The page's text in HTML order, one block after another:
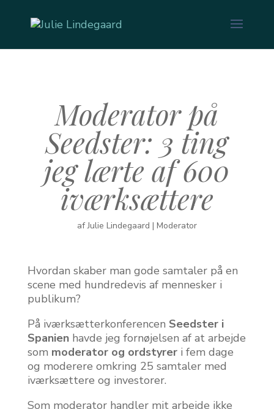
Moderator på
Seedster: 3 ting
jeg lærte af 600
iværksættere
afJulie Lindegaard | Moderator
Hvordan skaber man gode samtaler på en
scene med hundredevis af mennesker i
publikum?
På iværksætterkonferencen Seedster i
Spanienhavde jeg fornøjelsen af at arbejde
som moderator og ordstyreri fem dage
og moderere omkring 25 samtaler med
iværksættere og investorer.
Som moderator handler mit arbejde ikke